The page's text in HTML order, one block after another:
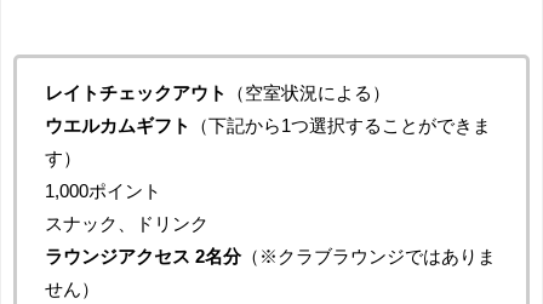
レイトチェックアウト
（空室状況による）
ウエルカムギフト
（下記から1つ選択することができま
す）
1,000ポイント
スナック、ドリンク
ラウンジアクセス 2名分（※クラブラウンジではありま
せん）